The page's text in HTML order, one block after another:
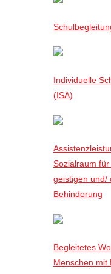
Individuelle
(ISA)
Sozialraum
geistigen und/
Behinderung
Begleitetes
Menschen mit